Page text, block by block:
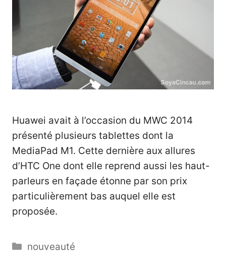
Huawei avait à l’occasion du MWC 2014
présenté plusieurs tablettes dont la
MediaPad M1. Cette dernière aux allures
d’HTC One dont elle reprend aussi les haut-
parleurs en façade étonne par son prix
particulièrement bas auquel elle est
proposée.
Catégories
nouveauté